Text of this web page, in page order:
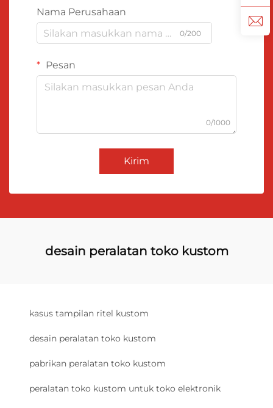
Nama Perusahaan
0/200
Pesan
0/1000
Kirim
desain peralatan toko kustom
kasus tampilan ritel kustom
desain peralatan toko kustom
pabrikan peralatan toko kustom
peralatan toko kustom untuk toko elektronik